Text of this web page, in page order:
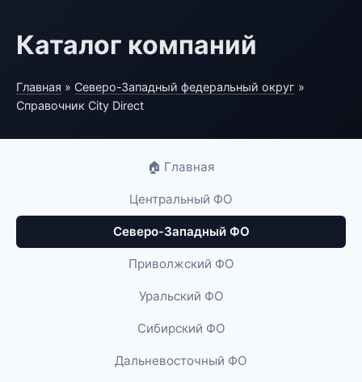
Каталог компаний
Главная » Северо-Западный федеральный округ »
Справочник City Direct
🏠 Главная
Центральный ФО
Северо-Западный ФО
Приволжский ФО
Уральский ФО
Сибирский ФО
Дальневосточный ФО